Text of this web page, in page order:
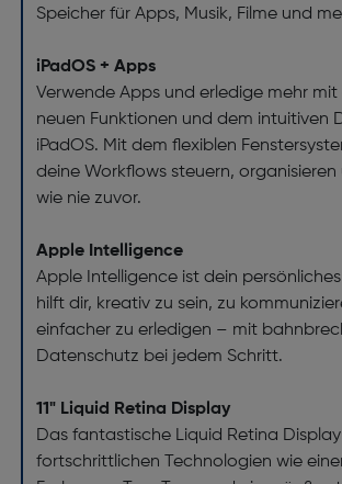
Speicher für Apps, Musik, Filme und
iPadOS + Apps
Verwende Apps und erledige mehr mit
neuen Funktionen und dem intuitiven
iPadOS. Mit dem flexiblen
deine Workflows steuern,
wie nie zuvor.
Apple Intelligence
Apple Intelligence ist dein persönliches
hilft dir, kreativ zu sein, zu
einfacher zu erledigen – mit
Datenschutz bei jedem Schritt.
11" Liquid Retina Display
Das fantastische Liquid Retina
fortschrittlichen Technologien wie